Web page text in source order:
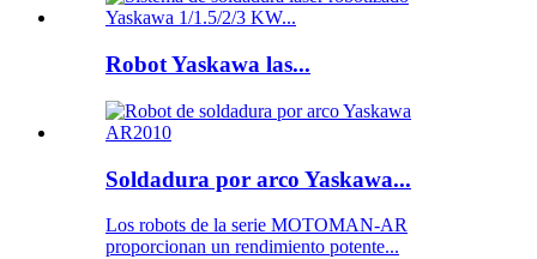
Robot Yaskawa las...
Soldadura por arco Yaskawa...
Los robots de la serie MOTOMAN-AR
proporcionan un rendimiento potente...